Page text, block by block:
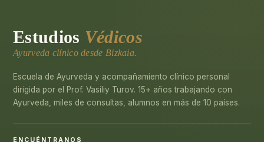
Estudios Védicos
Ayurveda clínico desde Bizkaia.
Escuela de Ayurveda y acompañamiento clínico personal
dirigida por el Prof. Vasiliy Turov. 15+ años trabajando con
Ayurveda, miles de consultas, alumnos en más de 10 países.
ENCUÉNTRANOS